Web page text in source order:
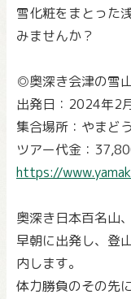
雪化粧をまとった
みませんか？
◎奥深き会津の雪
出発日：2024年2
集合場所：やま
ツアー代金：
https://
奥深き日本百名山
早朝に出発し、登
内します。
体力勝負のその先